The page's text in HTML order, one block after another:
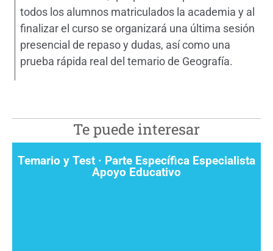
todos los alumnos matriculados la academia y al
finalizar el curso se organizará una última sesión
presencial de repaso y dudas, así como una
prueba rápida real del temario de Geografía.
Te puede interesar
Temario y Test · Parte Específica Especialista
Apoyo Educativo